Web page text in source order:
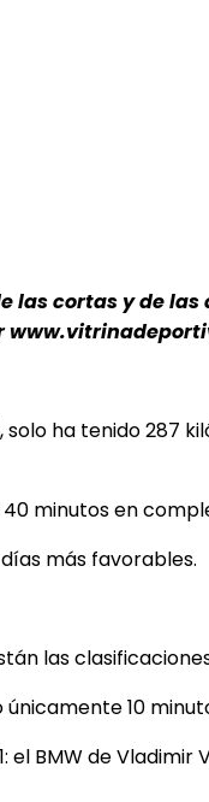
las cortas y de
solo ha tenido
minutos en
más favorables.
las
10
BMW de